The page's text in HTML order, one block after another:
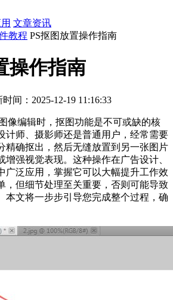
文章资讯
教程 PS抠图放置操作指南
操作指南
间：2025-12-19 11:16:33
像编辑时，抠图功能是不可或缺的核
计师、摄影师还是普通用户，经常需要
精确抠出，然后无缝放置到另一张图片
增强视觉表现。这种操作在广告设计、
广泛应用，掌握它可以大幅提升工作效
，但细节处理至关重要，否则可能导致
本文将一步步引导您完成整个过程，确